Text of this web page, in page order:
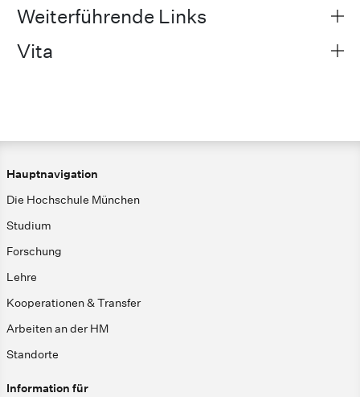
Weiterführende Links
Vita
Hauptnavigation
Die Hochschule München
Studium
Forschung
Lehre
Kooperationen & Transfer
Arbeiten an der HM
Standorte
Information für